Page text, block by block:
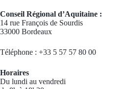
Conseil Régional d’Aquitaine :
14 rue François de Sourdis
33000 Bordeaux
Téléphone : +33 5 57 57 80 00
Horaires
Du lundi au vendredi